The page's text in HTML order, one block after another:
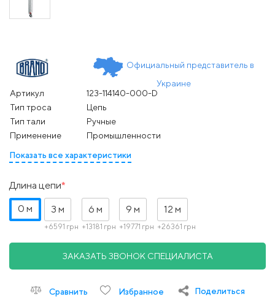
Официальный представитель в
Украине
Артикул
123-114140-000-D
Тип троса
Цепь
Тип тали
Ручные
Применение
Промышленности
Показать все характеристики
Длина цепи
0 м
3 м
+6591 грн
6 м
+13181 грн
9 м
+19771 грн
12 м
+26361 грн
ЗАКАЗАТЬ ЗВОНОК СПЕЦИАЛИСТА
Сравнить Избранное Поделиться